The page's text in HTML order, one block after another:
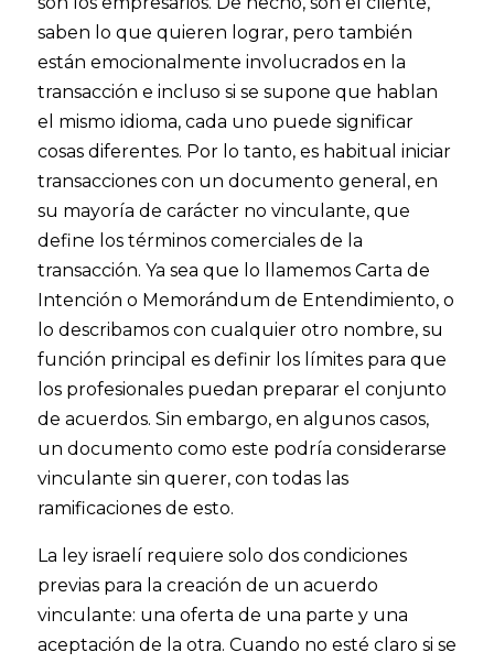
saben lo que quieren lograr, pero también
están emocionalmente involucrados en la
transacción e incluso si se supone que hablan
el mismo idioma, cada uno puede significar
cosas diferentes. Por lo tanto, es habitual iniciar
transacciones con un documento general, en
su mayoría de carácter no vinculante, que
define los términos comerciales de la
transacción. Ya sea que lo llamemos Carta de
Intención o Memorándum de Entendimiento, o
lo describamos con cualquier otro nombre, su
función principal es definir los límites para que
los profesionales puedan preparar el conjunto
de acuerdos. Sin embargo, en algunos casos,
un documento como este podría considerarse
vinculante sin querer, con todas las
ramificaciones de esto.
La ley israelí requiere solo dos condiciones
previas para la creación de un acuerdo
vinculante: una oferta de una parte y una
aceptación de la otra. Cuando no esté claro si se